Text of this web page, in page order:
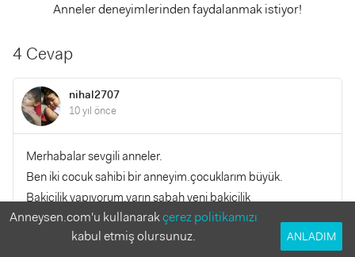
Anneler deneyimlerinden faydalanmak istiyor!
4 Cevap
nihal2707
10 yıl önce
Merhabalar sevgili anneler.
Ben iki cocuk sahibi bir anneyim.çocuklarım büyük.
Bakicilik yapıyorum.yarın sabah yeni bakicilik
işimbaslayacagim. 8 aylık bir prenses ??
Bana yardım edin, ne yapmalıyım, nelere dikkat edeyim.
Anneysen.com'u kullanarakçerez politikamızı
kabul etmiş olursunuz.
ANLADIM